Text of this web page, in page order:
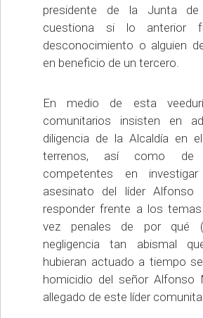
presidente de la Junta de
cuestiona si lo anterior
desconocimiento o alguien
en beneficio de un tercero.
En medio de esta
comunitarios insisten en
diligencia de la Alcaldía en
terrenos, así como de
competentes en
asesinato del líder Alfonso
responder frente a los
vez penales de por qué
negligencia tan abismal
hubieran actuado a tiempo
homicidio del señor Alfonso
allegado de este líder